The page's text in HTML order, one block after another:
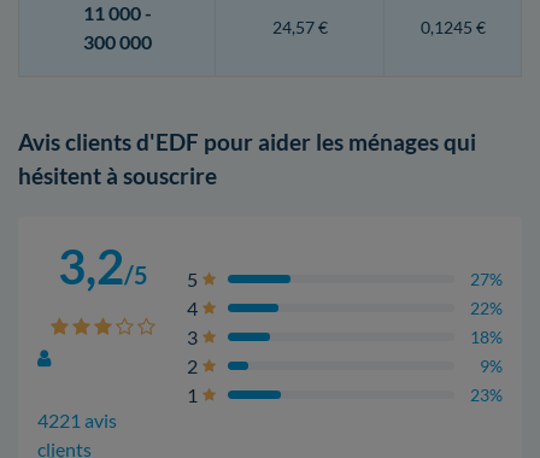
11 000 -
300 000
24,57 € 0,1245 €
Avis clients d'EDF pour aider les ménages qui
hésitent à souscrire
3,2/5
4221 avis
clients
5 27%
4 22%
3 18%
2 9%
1 23%